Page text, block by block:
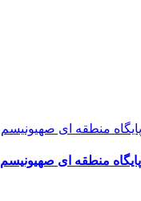
منطقه ای صهیونیسم
منطقه ای صهیونیسم